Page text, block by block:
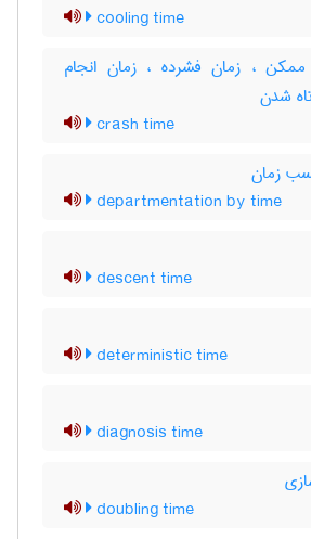
cooling time
، زمان فشرده ، زمان انجام
شدن
crash time
زمان
departmentation by time
descent time
deterministic time
diagnosis time
doubling time